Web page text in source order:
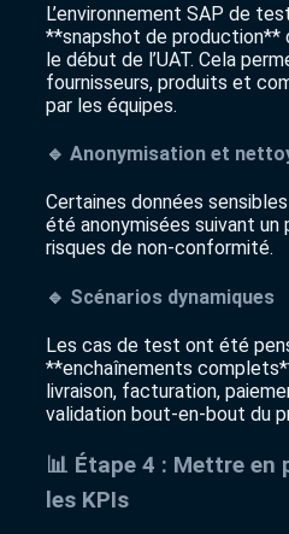
L’environnement SAP de
**snapshot de production**
le début de l’UAT. Cela
fournisseurs, produits et
par les équipes.
🔹 Anonymisation et
Certaines données
été anonymisées suivant
risques de non-conformité.
🔹 Scénarios dynamiques
Les cas de test ont été
**enchaînements
livraison, facturation,
validation bout-en-bout du
📊 Étape 4 : Mettre en
les KPIs